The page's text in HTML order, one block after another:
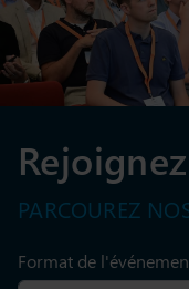
PARCOUREZ
Format de